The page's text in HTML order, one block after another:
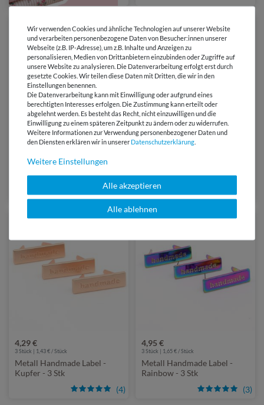
4,50 €
(1)
Metall Handmade Label
Kontur - Rainbow - 3 Stück
4,50 €
Kontur - Kupfer - 3 Stück
4,29 €
(4)
3 Stück | 1,43 € / Stück
Metall Handmade Label -
Kupfer - 3 Stk
4,95 €
(3)
3 Stück | 1,65 € / Stück
Metall Handmade Label -
Rainbow - 3 Stk
Wir verwenden Cookies und ähnliche Technologien auf unserer Website
und verarbeiten personenbezogene Daten von Besucher:innen unserer
Webseite (z.B. IP-Adresse), um z.B. Inhalte und Anzeigen zu
personalisieren, Medien von Drittanbietern einzubinden oder Zugriffe auf
unsere Website zu analysieren. Die Datenverarbeitung erfolgt erst durch
gesetzte Cookies. Wir teilen diese Daten mit Dritten, die wir in den
Einstellungen benennen.
Die Datenverarbeitung kann mit Einwilligung oder aufgrund eines
berechtigten Interesses erfolgen. Die Zustimmung kann erteilt oder
abgelehnt werden. Es besteht das Recht, nicht einzuwilligen und die
Einwilligung zu einem späteren Zeitpunkt zu ändern oder zu widerrufen.
Weitere Informationen zur Verwendung personenbezogener Daten und
den Diensten erklären wir in unserer Daten­schutz­erklärung
Weitere Einstellungen
Alle akzeptieren
Alle ablehnen